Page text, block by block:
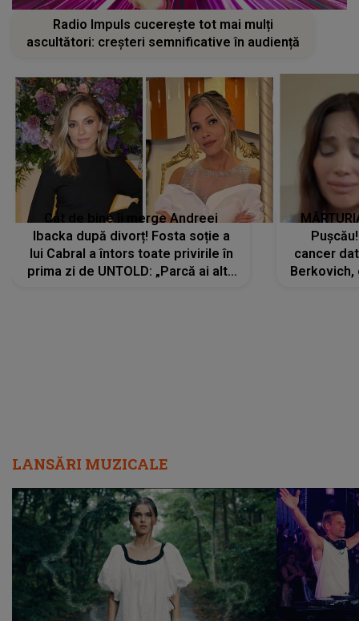
Radio Impuls cucerește tot mai mulți
ascultători: creșteri semnificative în audiență
Cât de bine îi merge Andreei
Ibacka după divorț! Fosta soție a
lui Cabral a întors toate privirile în
prima zi de UNTOLD: „Parcă ai altă
cancer
Berkovich,
LANSĂRI MUZICALE